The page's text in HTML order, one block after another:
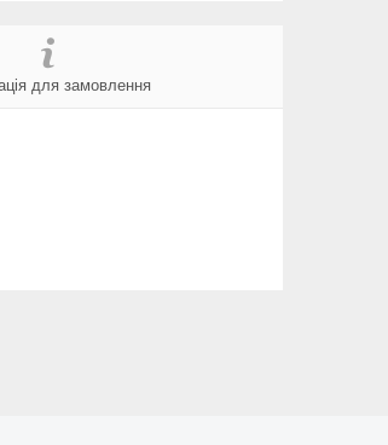
для замовлення